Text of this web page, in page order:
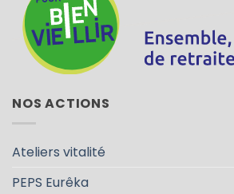
NOS ACTIONS
Ateliers vitalité
PEPS Eurêka